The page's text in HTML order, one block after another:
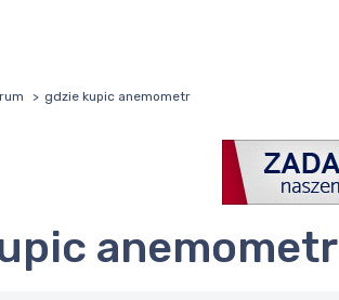
gdzie kupic anemometr
anemometr